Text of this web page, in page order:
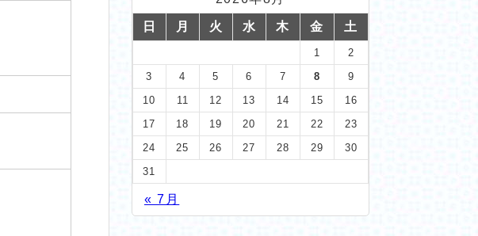
日 月 火 水 木 金 土
1
2
3
4 5 6 7 8
9
10
11 12 13 14 15
16
17
18 19 20 21 22
23
24
25 26 27 28 29
30
31
« 7月